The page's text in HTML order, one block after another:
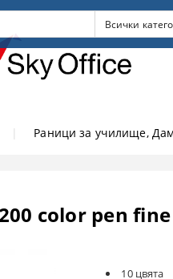
Раници за училище,
color pen
10 цвята